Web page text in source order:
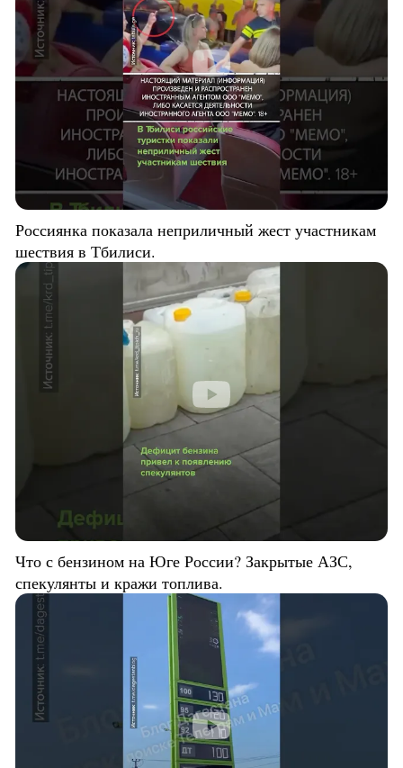
Россиянка показала неприличный жест участникам
шествия в Тбилиси.
Что с бензином на Юге России? Закрытые АЗС,
спекулянты и кражи топлива.